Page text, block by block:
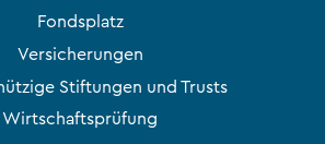
Fondsplatz
Versicherungen
Stiftungen und Trusts
Wirtschaftsprüfung